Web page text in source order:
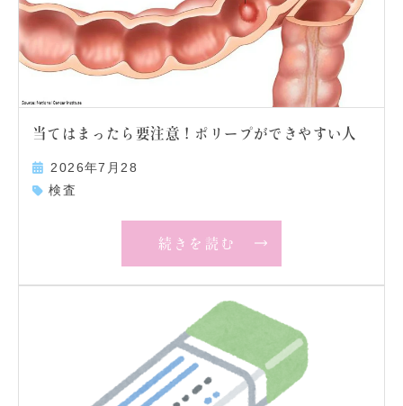
当てはまったら要注意！ポリープができやすい人
2026年7月28
検査
続きを読む